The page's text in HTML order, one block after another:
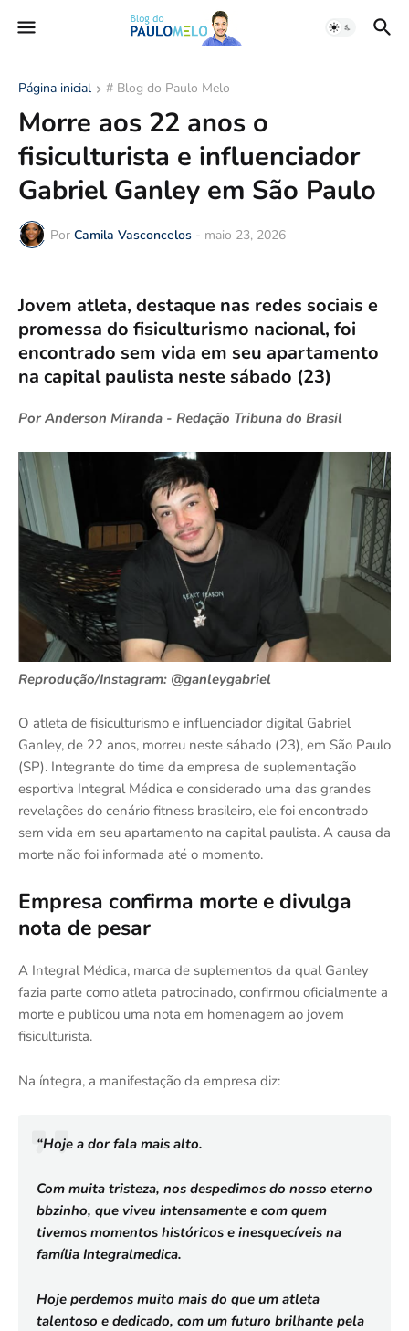
Página inicial # Blog do Paulo Melo
Morre aos 22 anos o
fisiculturista e influenciador
Gabriel Ganley em São Paulo
Por Camila Vasconcelos - maio 23, 2026
Jovem atleta, destaque nas redes sociais e
promessa do fisiculturismo nacional, foi
encontrado sem vida em seu apartamento
na capital paulista neste sábado (23)
Por Anderson Miranda - Redação Tribuna do Brasil
Reprodução/Instagram: @ganleygabriel
O atleta de fisiculturismo e influenciador digital Gabriel
Ganley, de 22 anos, morreu neste sábado (23), em São Paulo
(SP). Integrante do time da empresa de suplementação
esportiva Integral Médica e considerado uma das grandes
revelações do cenário fitness brasileiro, ele foi encontrado
sem vida em seu apartamento na capital paulista. A causa da
morte não foi informada até o momento.
Empresa confirma morte e divulga
nota de pesar
A Integral Médica, marca de suplementos da qual Ganley
fazia parte como atleta patrocinado, confirmou oficialmente a
morte e publicou uma nota em homenagem ao jovem
fisiculturista.
Na íntegra, a manifestação da empresa diz:
“Hoje a dor fala mais alto.
Com muita tristeza, nos despedimos do nosso eterno
bbzinho, que viveu intensamente e com quem
tivemos momentos históricos e inesquecíveis na
família Integralmedica.
Hoje perdemos muito mais do que um atleta
talentoso e dedicado, com um futuro brilhante pela